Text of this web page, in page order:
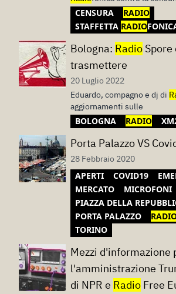
CENSURA
RADIO
STAFFETTA RADIO
Bologna: Radio Spore
trasmettere
20 Luglio 2022
Eduardo, compagno e dj di
aggiornamenti sulle
BOLOGNA RADIO
Porta Palazzo VS
28 Febbraio 2020
APERTI COVID19
MERCATO
MICROFONI
PIAZZA DELLA
PORTA PALAZZO
TORINO
Mezzi d'informazione
l'amministrazione
di NPR e Radio Free